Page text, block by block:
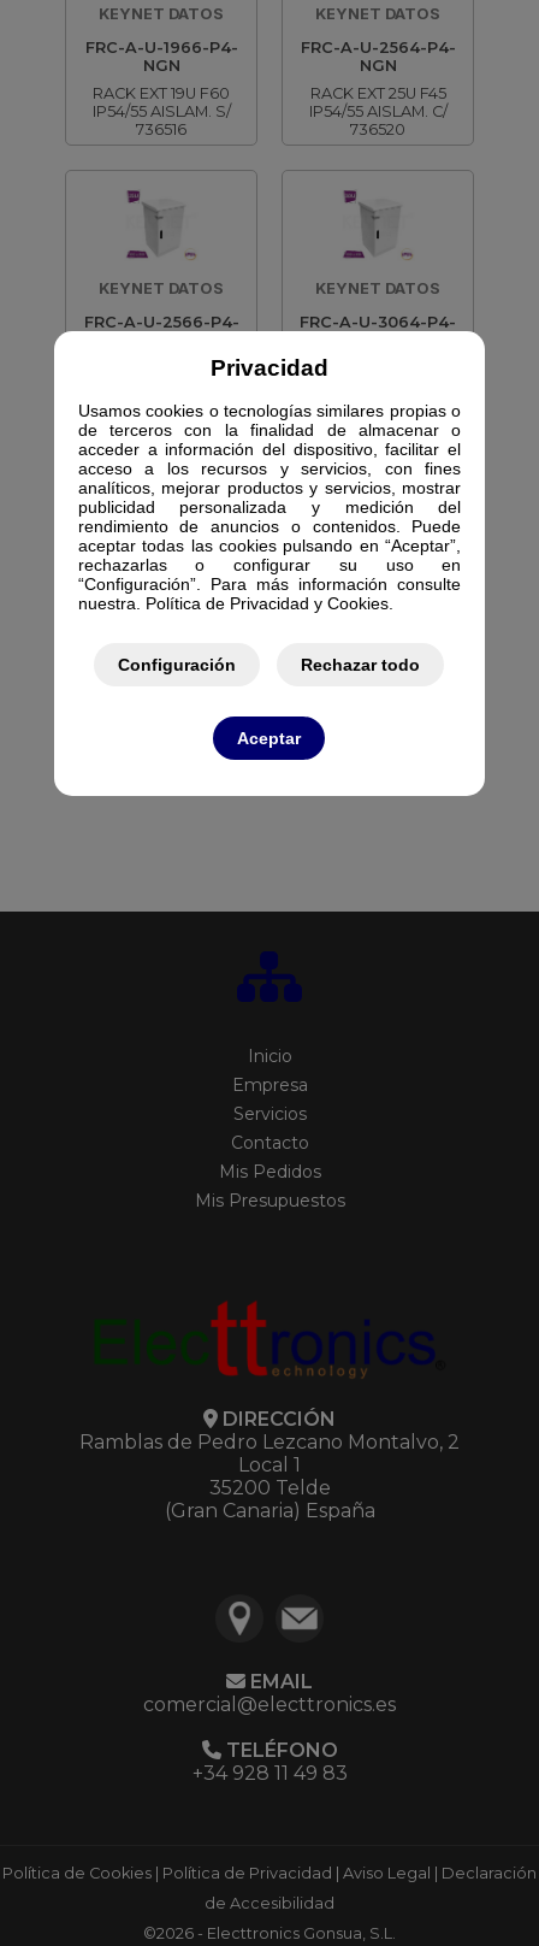
Privacidad
Usamos cookies o tecnologías similares propias o
de terceros con la finalidad de almacenar o
acceder a información del dispositivo, facilitar el
acceso a los recursos y servicios, con fines
analíticos, mejorar productos y servicios, mostrar
publicidad personalizada y medición del
rendimiento de anuncios o contenidos. Puede
aceptar todas las cookies pulsando en “Aceptar”,
rechazarlas o configurar su uso en
“Configuración”. Para más información consulte
nuestra. Política de Privacidad y Cookies.
Configuración Rechazar todo
Aceptar
KEYNET DATOS
FRC-A-U-1966-P4-
NGN
RACK EXT 19U F60
IP54/55 AISLAM. S/
736516
KEYNET DATOS
FRC-A-U-2564-P4-
NGN
RACK EXT 25U F45
IP54/55 AISLAM. C/
736520
KEYNET DATOS
FRC-A-U-2566-P4-
RACK EXT 25U F60
736521
KEYNET DATOS
FRC-A-U-3064-P4-
RACK EXT 30U F45
736525
KEYNET DATOS
FRC-A-U-3066-P4-
NGN
IP54/55 AISLAM. C/
Inicio
Empresa
Servicios
Contacto
Mis Pedidos
Mis Presupuestos
DIRECCIÓN
Ramblas de Pedro Lezcano Montalvo, 2
Local 1
35200 Telde
(Gran Canaria) España
EMAIL
comercial@electtronics.es
TELÉFONO
+34 928 11 49 83
Política de Cookies Política de Privacidad Aviso Legal
Declaración
de Accesibilidad
©2026 - Electtronics Gonsua, S.L.